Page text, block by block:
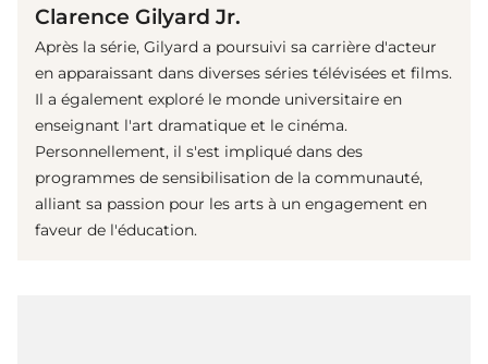
Clarence Gilyard Jr.
Après la série, Gilyard a poursuivi sa carrière d'acteur
en apparaissant dans diverses séries télévisées et films.
Il a également exploré le monde universitaire en
enseignant l'art dramatique et le cinéma.
Personnellement, il s'est impliqué dans des
programmes de sensibilisation de la communauté,
alliant sa passion pour les arts à un engagement en
faveur de l'éducation.